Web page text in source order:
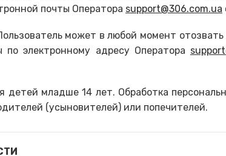
почты Оператора support@306.com.ua
может в любой момент
электронному адресу Оператора
младше 14 лет. Обработка
(усыновителей) или попечителей.